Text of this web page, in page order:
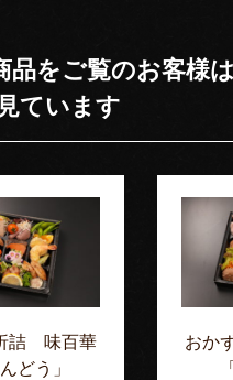
品をご覧のお客様は
ています
詰 味百華
どう」
おか